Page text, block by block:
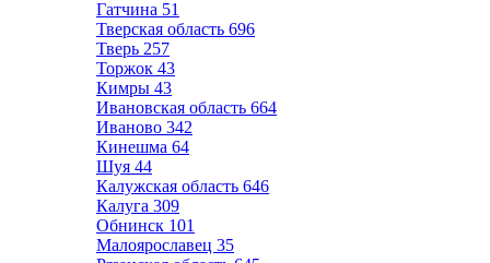
Гатчина 51
Тверская область 696
Тверь 257
Торжок 43
Кимры 43
Ивановская область 664
Иваново 342
Кинешма 64
Шуя 44
Калужская область 646
Калуга 309
Обнинск 101
Малоярославец 35